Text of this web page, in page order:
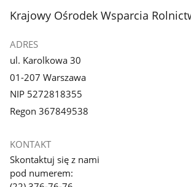
stopka
Krajowy Ośrodek Wsparcia
ADRES
ul. Karolkowa 30
01-207 Warszawa
NIP 5272818355
Regon 367849538
KONTAKT
Skontaktuj się z nami
pod numerem: